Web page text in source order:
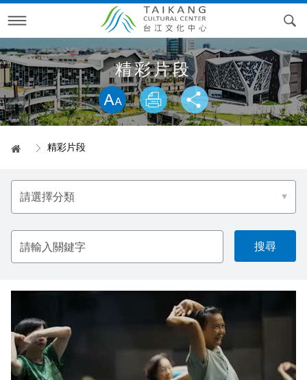
跳
到
主
要
內
容訊息專區
最新消息
電子文宣
電子文宣品
精彩片段
線上報名
活動月曆
專案活動
台江文化季
2026台江文化季—內海派對‧庄頭看戲
2024台江文化季—偶遇台江
2023台江文化季—建庄二百年
2022台江文化季
2021台江文化季
專案回顧
圖書館活動
開館試營運活動
開幕季活動
2023開江紀藝術裝置展&棲身的港灣
參觀資訊
空間導覽
交通資訊
貼心服務
科長信箱
科長信箱進度查詢
表單下載
問卷調查
表演檔期申請
關於我們
歷史沿革
園區建物介紹
台南社區大學台江分校創校願景
精彩片段
略過字型切換，社群分享工具列
首頁 精彩片段
選
擇
分
類
請
輸
入
關
字